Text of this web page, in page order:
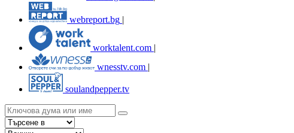
webreport.bg
worktalent.com |
wnesstv.com |
soulandpepper.tv